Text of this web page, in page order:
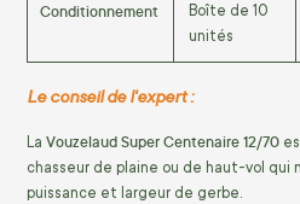
Conditionnement
Boîte de 10
unités
Le conseil de l'expert :
La Vouzelaud Super Centenaire 12/70
chasseur de plaine ou de haut-vol qui
puissance et largeur de gerbe.